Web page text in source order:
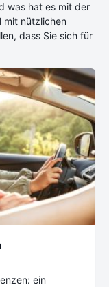
was hat es mit der
mit nützlichen
dass Sie sich für
ein